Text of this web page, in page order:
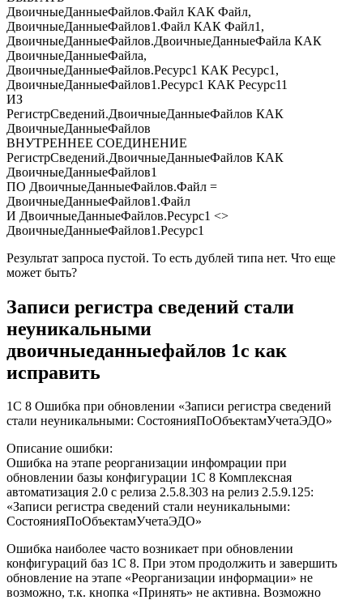
ДвоичныеДанныеФайлов.Файл КАК Файл,
ДвоичныеДанныеФайлов1.Файл КАК Файл1,
ДвоичныеДанныеФайлов.ДвоичныеДанныеФайла КАК
ДвоичныеДанныеФайла,
ДвоичныеДанныеФайлов.Ресурс1 КАК Ресурс1,
ДвоичныеДанныеФайлов1.Ресурс1 КАК Ресурс11
ИЗ
РегистрСведений.ДвоичныеДанныеФайлов КАК
ДвоичныеДанныеФайлов
ВНУТРЕННЕЕ СОЕДИНЕНИЕ
РегистрСведений.ДвоичныеДанныеФайлов КАК
ДвоичныеДанныеФайлов1
ПО ДвоичныеДанныеФайлов.Файл =
ДвоичныеДанныеФайлов1.Файл
И ДвоичныеДанныеФайлов.Ресурс1 <>
ДвоичныеДанныеФайлов1.Ресурс1
Результат запроса пустой. То есть дублей типа нет. Что еще
может быть?
Записи регистра сведений стали
неуникальными
двоичныеданныефайлов 1с как
исправить
1С 8 Ошибка при обновлении «Записи регистра сведений
стали неуникальными: СостоянияПоОбъектамУчетаЭДО»
Описание ошибки:
Ошибка на этапе реорганизации инфомрации при
обновлении базы конфигурации 1С 8 Комплексная
автоматизация 2.0 с релиза 2.5.8.303 на релиз 2.5.9.125:
«Записи регистра сведений стали неуникальными:
СостоянияПоОбъектамУчетаЭДО»
Ошибка наиболее часто возникает при обновлении
конфигураций баз 1С 8. При этом продолжить и завершить
обновление на этапе «Реорганизации информации» не
возможно, т.к. кнопка «Принять» не активна. Возможно